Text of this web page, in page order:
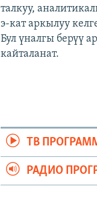
талкуу,
э-кат аркылуу
Бул үналгы берүү
кайталанат.
ТВ
РАДИО